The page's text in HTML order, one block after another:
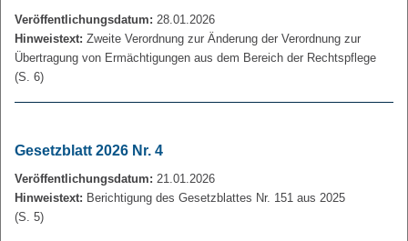
Veröffentlichungsdatum: 28.01.2026
Hinweistext: Zweite Verordnung zur Änderung der Verordnung zur
Übertragung von Ermächtigungen aus dem Bereich der Rechtspflege
(S. 6)
Gesetzblatt 2026 Nr. 4
Veröffentlichungsdatum: 21.01.2026
Hinweistext: Berichtigung des Gesetzblattes Nr. 151 aus 2025
(S. 5)